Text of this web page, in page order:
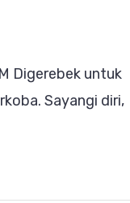
Digerebek untuk
Sayangi diri,